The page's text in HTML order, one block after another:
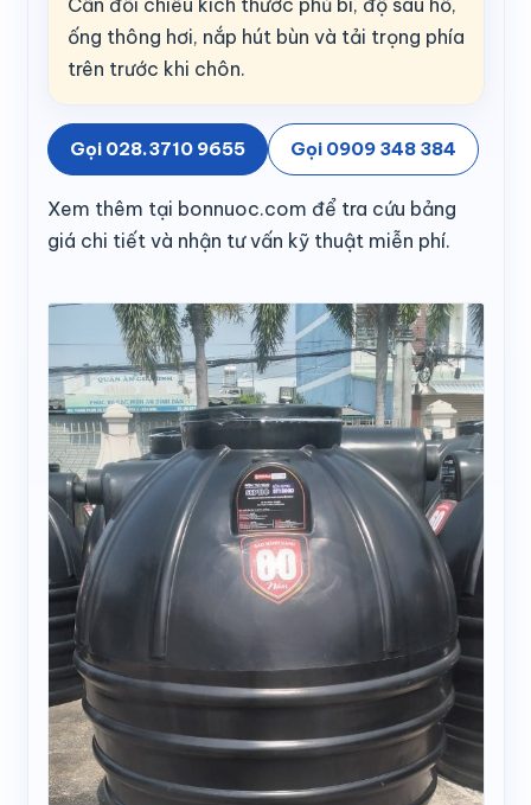
Cần đối chiếu kích thước phủ bì, độ sâu hố,
ống thông hơi, nắp hút bùn và tải trọng phía
trên trước khi chôn.
Gọi 028.3710 9655 Gọi 0909 348 384
Xem thêm tại bonnuoc.com để tra cứu bảng
giá chi tiết và nhận tư vấn kỹ thuật miễn phí.